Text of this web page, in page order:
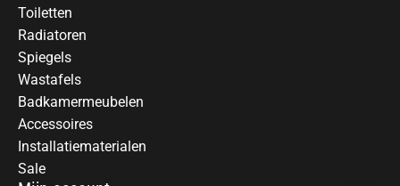
Toiletten
Radiatoren
Spiegels
Wastafels
Badkamermeubelen
Accessoires
Installatiematerialen
Sale